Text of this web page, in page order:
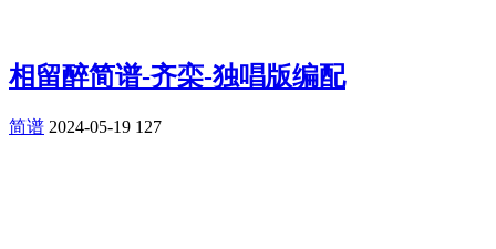
相留醉简谱-齐栾-独唱版编配
简谱 2024-05-19 127